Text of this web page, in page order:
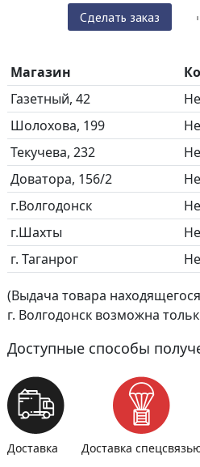
Сделать заказ
Магазин
Газетный, 42
Шолохова, 199
Текучева, 232
Доватора, 156/2
г.Волгодонск
г.Шахты
г. Таганрог
(Выдача товара
г. Волгодонск возможна
Доступные способы
Доставка Доставка